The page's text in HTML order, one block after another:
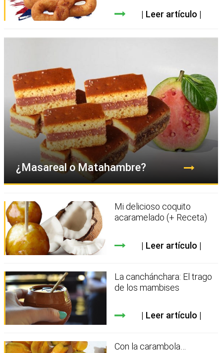
Leer artículo
¿Masareal o Matahambre?
Mi delicioso coquito
acaramelado (+ Receta)
Leer artículo
La canchánchara: El trago
de los mambises
Leer artículo
Con la carambola…